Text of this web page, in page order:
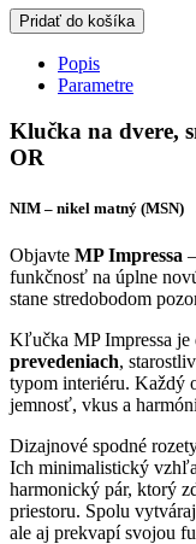
Pridať do košíka
Popis
Parametre
Klučka na dvere,
OR
NIM – nikel matný (MSN)
Objavte MP Impressa
funkčnosť na úplne
stane stredobodom
Kľučka MP Impressa je
prevedeniach,
typom interiéru. Každý
jemnosť, vkus a
Dizajnové spodné
Ich minimalistický
harmonický pár, ktorý
priestoru. Spolu
ale aj prekvapí svojou